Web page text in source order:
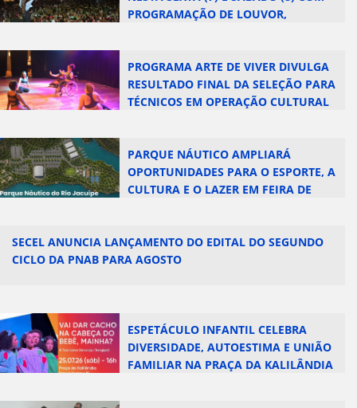
PROGRAMAÇÃO DE LOUVOR,
PROGRAMA ARTE DE VIVER DIVULGA
RESULTADO FINAL DA SELEÇÃO PARA
TÉCNICOS EM OPERAÇÃO CULTURAL
PARQUE NÁUTICO AMPLIARÁ
OPORTUNIDADES PARA O ESPORTE, A
CULTURA E O LAZER EM FEIRA DE
SECEL ANUNCIA LANÇAMENTO DO EDITAL DO SEGUNDO
CICLO DA PNAB PARA AGOSTO
ESPETÁCULO INFANTIL CELEBRA
DIVERSIDADE, AUTOESTIMA E UNIÃO
FAMILIAR NA PRAÇA DA KALILÂNDIA